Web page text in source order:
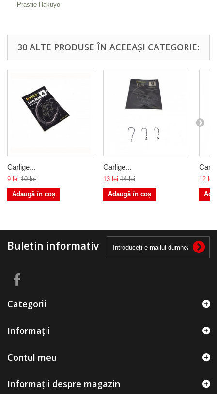
Prastie Hakuyo
30 ALTE PRODUSE ÎN ACEEAȘI CATEGORIE:
Carlige...
9 lei 10 lei
Adaugă în coș
Carlige...
13 lei 14 lei
Adaugă în coș
12 lei
Buletin informativ
Categorii
Informații
Contul meu
Informații despre magazin